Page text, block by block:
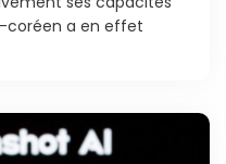
coréen a en effet